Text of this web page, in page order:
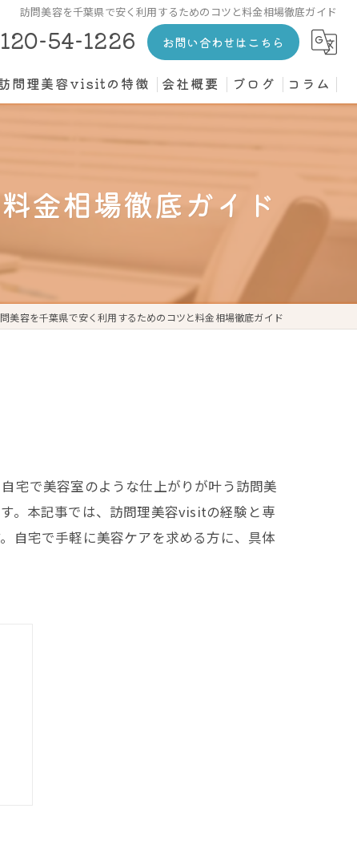
訪問美容を千葉県で安く利用するためのコツと料金相場徹底ガイド
54-1226 お問い合わせはこちら
問理美容visitの特徴
高齢者
寝たきり
個人宅
会社概要 ブログ コラム
金相場徹底ガイド
美容を千葉県で安く利用するためのコツと料金相場徹底ガイド
宅で美容室のような仕上がりが叶う訪問美
。本記事では、訪問理美容visitの経験と専
自宅で手軽に美容ケアを求める方に、具体